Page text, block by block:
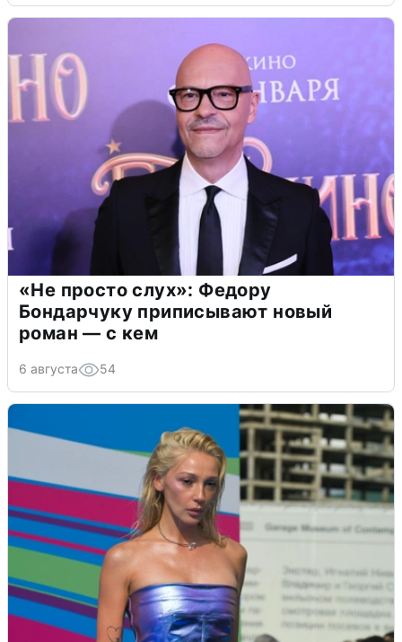
«Не просто слух»: Федору
Бондарчуку приписывают новый
роман — с кем
6 августа 54